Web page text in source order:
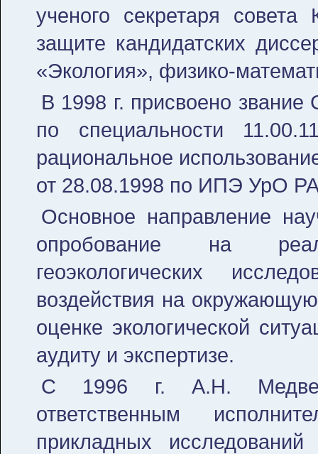
ученого секретаря
защите кандидатских
«Экология», физико-
В 1998 г. присвоено
по специальности
рациональное
от 28.08.1998 по ИПЭ УрО
Основное направление
опробование на
геоэкологических
воздействия на
оценке экологической
аудиту и экспертизе.
С 1996 г. А.Н.
ответственным
прикладных